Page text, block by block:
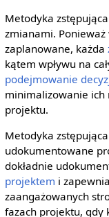
Metodyka
zmianami. Ponieważ
zaplanowane, każda
kątem wpływu na
podejmowanie
minimalizowanie ich
projektu.
Metodyka
udokumentowane
dokładnie
projektem i zapewnia
zaangażowanych
fazach projektu, gdy